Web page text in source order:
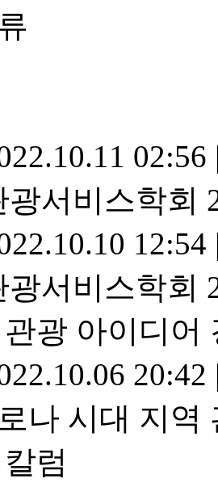
02:56
서비스학회
12:54
서비스학회
광 아이디어
20:42
나 시대 지역
럼